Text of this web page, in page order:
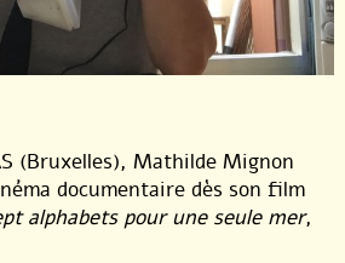
(Bruxelles), Mathilde Mignon
documentaire dès son film
alphabets pour une seule mer,